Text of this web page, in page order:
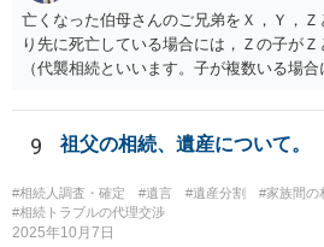
亡くなった伯母さんのご兄弟をＸ，Ｙ，
り先に死亡している場合には，Ｚの子が
（代襲相続といいます。子が複数いる場
つの相続分を有していますので， そのこ
議をすることになります（必ずしも３分
財産（遺産）の全容を整理する（預貯金，
を調べることになります。） ②相続財産に
備をする（税理士の先生にご相談くださ
9 祖父の相続、遺産について。
#相続人調査・確定 #遺言 #遺産分割
#家族間の
#相続トラブルの代理交渉
2025年10月7日